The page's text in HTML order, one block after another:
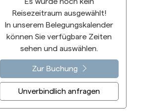
Reisezeitraum ausgewählt!
In unserem Belegungskalender
können Sie verfügbare Zeiten
sehen und auswählen.
Zur Buchung
Unverbindlich anfragen